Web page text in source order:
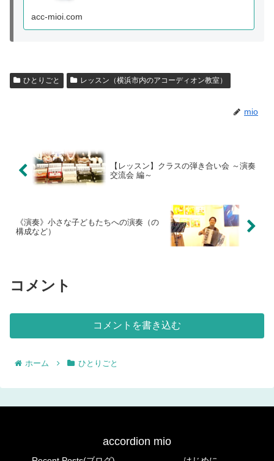
acc-mioi.com
ひとりごと レッスン（横浜市内のアコーディオン教室）
mio
【レッスン】クラスの弾き合い会 ～演奏
交流会 編～
《演奏》小さな子どもたちへの演奏（の
構成など）
コメント
コメントを書き込む
ホーム ひとりごと
accordion mio